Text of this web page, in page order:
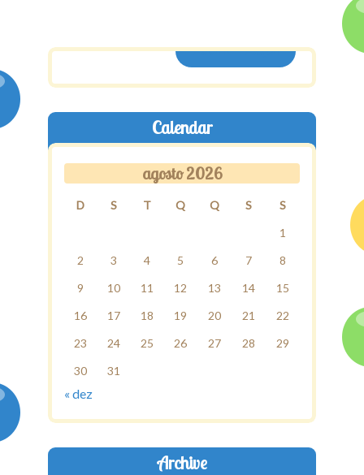
ASSINE AQUI
Calendar
agosto 2026
D S T Q Q S
S
1
2
3 4 5 6 7
8
9
10 11 12 13 14
15
16
17 18 19 20 21
22
23
24 25 26 27 28
29
30
31
« dez
Archive